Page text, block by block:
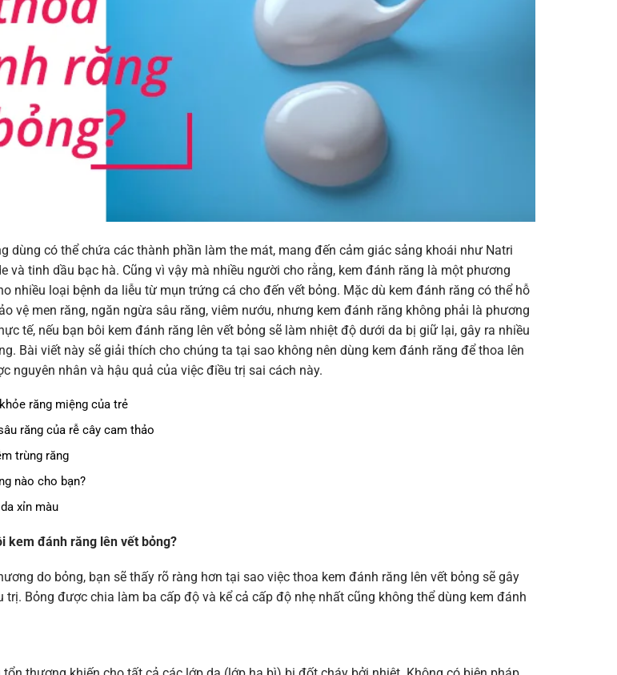
dùng có thể chứa các thành phần làm the mát, mang đến cảm giác sảng khoái như Natri
và tinh dầu bạc hà. Cũng vì vậy mà nhiều người cho rằng, kem đánh răng là một phương
nhiều loại bệnh da liễu từ mụn trứng cá cho đến vết bỏng. Mặc dù kem đánh răng có thể hỗ
vệ men răng, ngăn ngừa sâu răng, viêm nướu, nhưng kem đánh răng không phải là phương
tế, nếu bạn bôi kem đánh răng lên vết bỏng sẽ làm nhiệt độ dưới da bị giữ lại, gây ra nhiều
Bài viết này sẽ giải thích cho chúng ta tại sao không nên dùng kem đánh răng để thoa lên
nguyên nhân và hậu quả của việc điều trị sai cách này.
răng miệng của trẻ
răng của rễ cây cam thảo
trùng răng
nào cho bạn?
xỉn màu
kem đánh răng lên vết bỏng?
do bỏng, bạn sẽ thấy rõ ràng hơn tại sao việc thoa kem đánh răng lên vết bỏng sẽ gây
trị. Bỏng được chia làm ba cấp độ và kể cả cấp độ nhẹ nhất cũng không thể dùng kem đánh